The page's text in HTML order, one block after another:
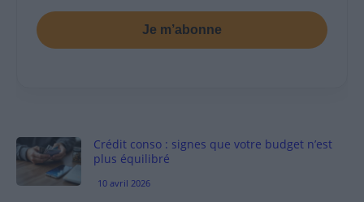
Je m’abonne
Crédit conso : signes que votre budget n’est
plus équilibré
10 avril 2026